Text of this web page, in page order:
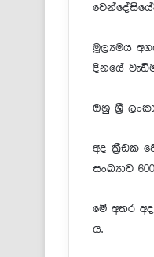
මූල්‍යමය
දිනයේ
ඔහු ශ්‍රී
අද ක්‍රීඩක
සංඛ්‍යාව
මේ අතර
ය.